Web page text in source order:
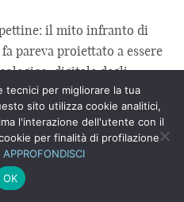
il mito infranto di
pareva proiettato a essere
digitale degli ...
ASSET
tecnici per migliorare la tua
sito utilizza cookie analitici,
l'interazione dell'utente con il
per finalità di profilazione
APPROFONDISCI
OK